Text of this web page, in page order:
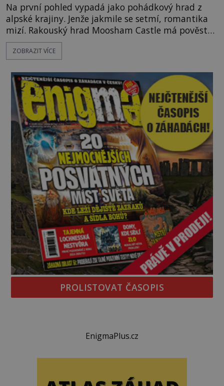
Na první pohled vypadá jako pohádkový hrad z
alpské krajiny. Jenže jakmile se setmí, romantika
mizí. Rakouský hrad Moosham Castle má pověst
nejděsivějšího domu v celé zemi. Lidé tu údajně
slyší kroky v prázdných chodbách, šeptání ze zdí i
temná minulost mohla zanechat něco, co se
dodnes nepodařilo vysvětlit. Kamenný hrad stojí v
horách Salcburska u
ZOBRAZIT VÍCE
PROLISTOVAT ČASOPIS
EnigmaPlus.cz